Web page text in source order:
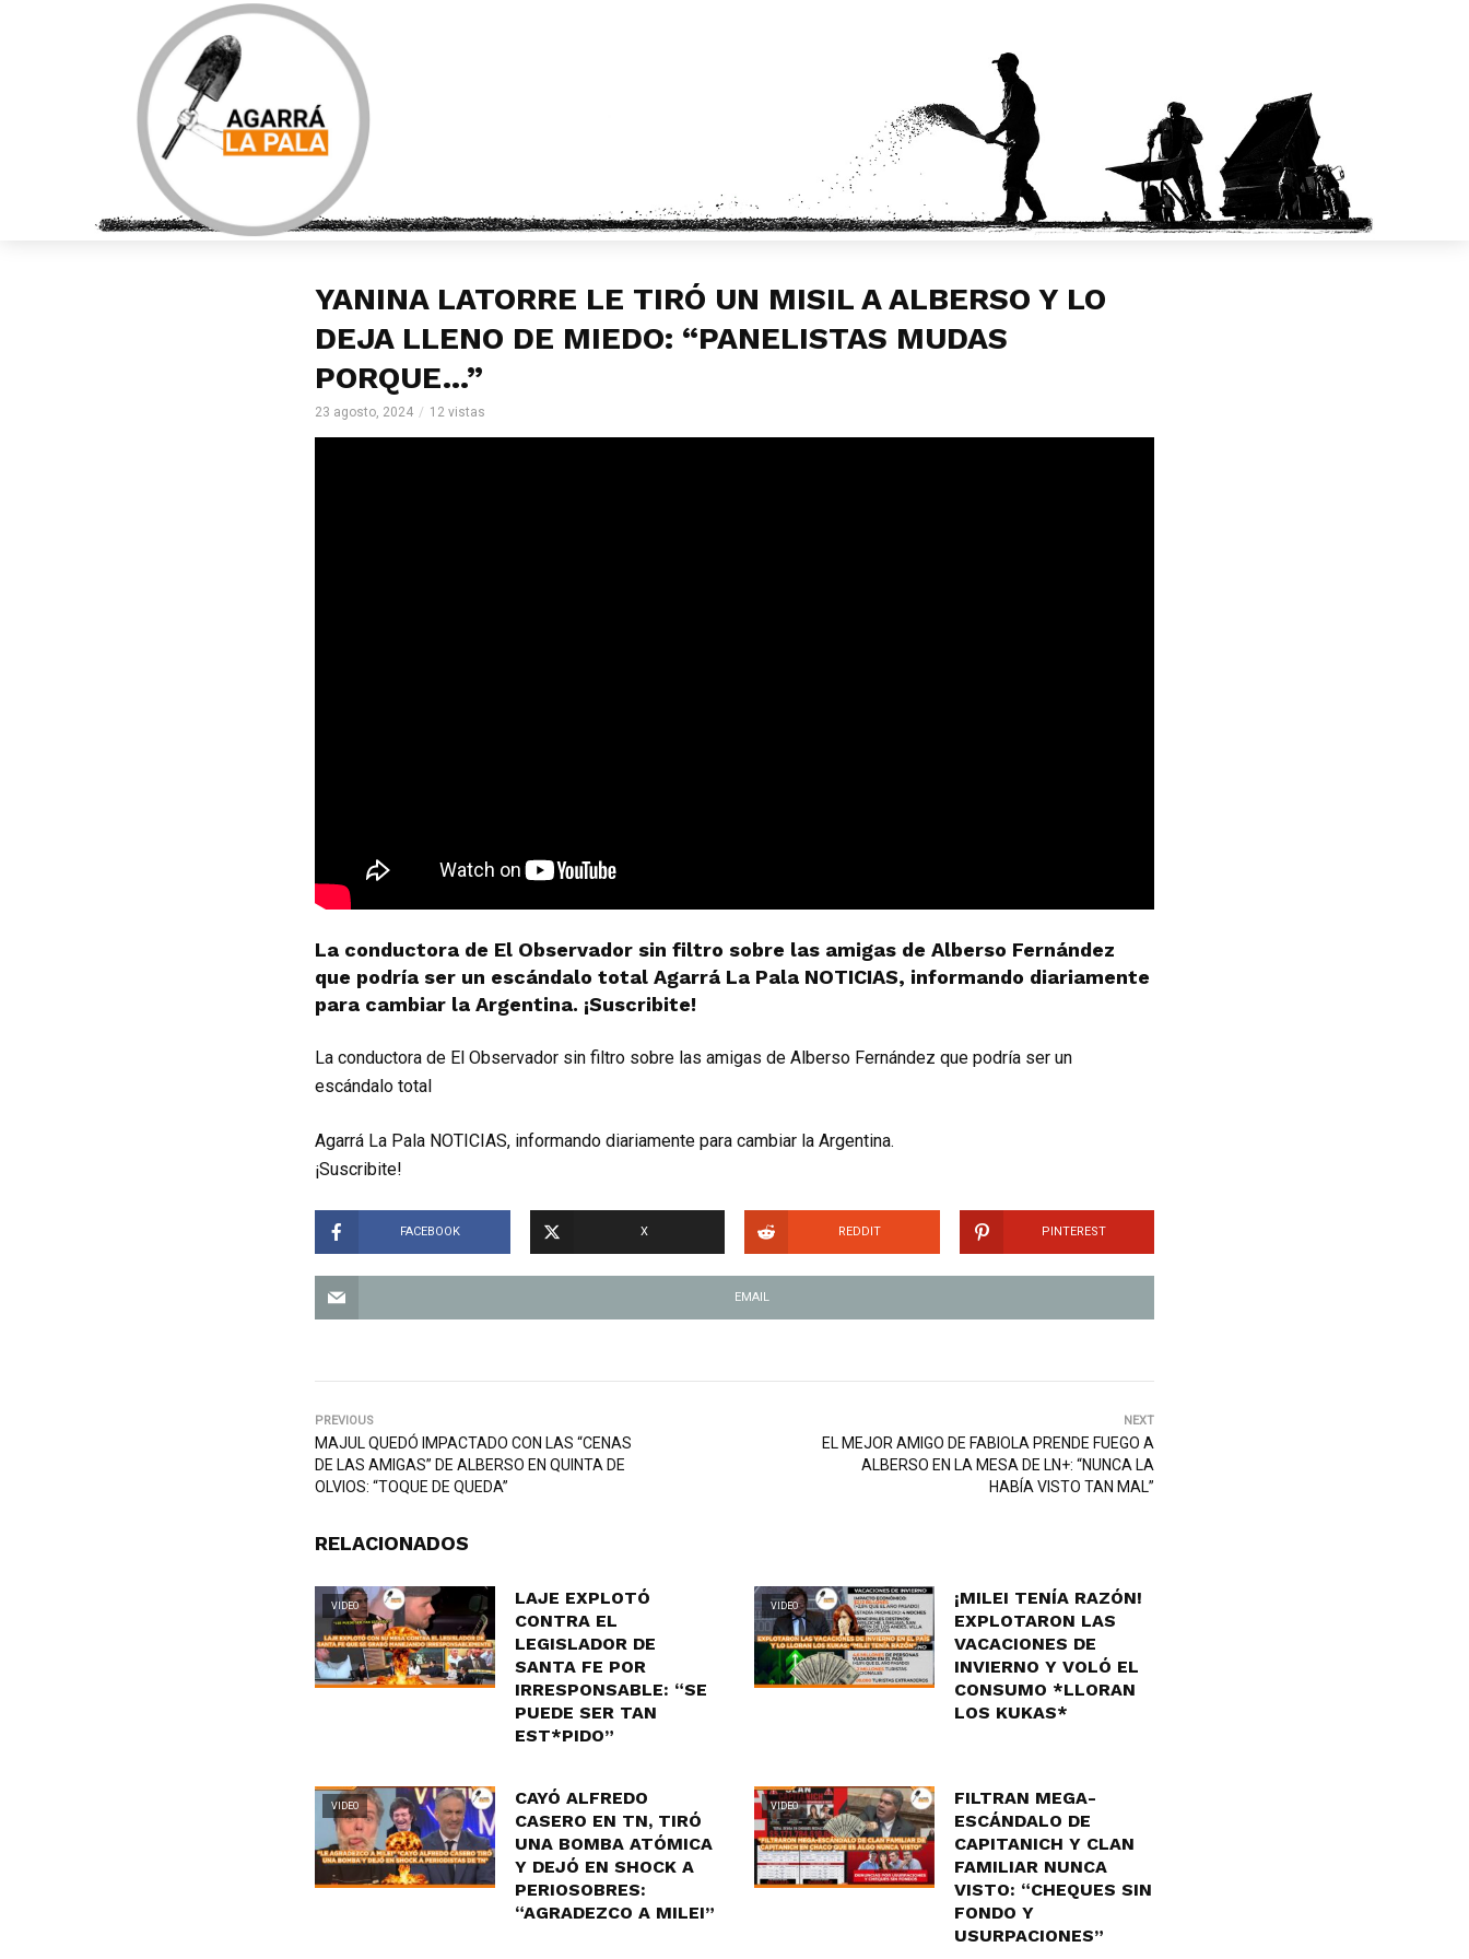
YANINA LATORRE LE TIRÓ UN MISIL A ALBERSO Y LO
DEJA LLENO DE MIEDO: “PANELISTAS MUDAS
PORQUE…”
23 agosto, 2024 12 vistas
La conductora de El Observador sin filtro sobre las amigas de Alberso Fernández
que podría ser un escándalo total Agarrá La Pala NOTICIAS, informando diariamente
para cambiar la Argentina. ¡Suscribite!
La conductora de El Observador sin filtro sobre las amigas de Alberso Fernández que podría ser un
escándalo total
Agarrá La Pala NOTICIAS, informando diariamente para cambiar la Argentina.
¡Suscribite!
FACEBOOK X REDDIT PINTEREST
EMAIL
PREVIOUS
MAJUL QUEDÓ IMPACTADO CON LAS “CENAS
DE LAS AMIGAS” DE ALBERSO EN QUINTA DE
OLVIOS: “TOQUE DE QUEDA”
NEXT
EL MEJOR AMIGO DE FABIOLA PRENDE FUEGO A
ALBERSO EN LA MESA DE LN+: “NUNCA LA
HABÍA VISTO TAN MAL”
RELACIONADOS
VIDEO
LAJE EXPLOTÓ
CONTRA EL
LEGISLADOR DE
SANTA FE POR
IRRESPONSABLE: “SE
PUEDE SER TAN
EST*PIDO”
VIDEO
¡MILEI TENÍA RAZÓN!
EXPLOTARON LAS
VACACIONES DE
INVIERNO Y VOLÓ EL
CONSUMO *LLORAN
LOS KUKAS*
VIDEO
CAYÓ ALFREDO
CASERO EN TN, TIRÓ
UNA BOMBA ATÓMICA
Y DEJÓ EN SHOCK A
PERIOSOBRES:
“AGRADEZCO A MILEI”
VIDEO
FILTRAN MEGA-
ESCÁNDALO DE
CAPITANICH Y CLAN
FAMILIAR NUNCA
VISTO: “CHEQUES SIN
FONDO Y
USURPACIONES”